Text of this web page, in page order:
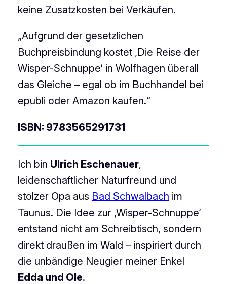
keine Zusatzkosten bei Verkäufen.
„Aufgrund der gesetzlichen
Buchpreisbindung kostet ‚Die Reise der
Wisper-Schnuppe‘ in Wolfhagen überall
das Gleiche – egal ob im Buchhandel bei
epubli oder Amazon kaufen.“
ISBN: 9783565291731
Ich bin Ulrich Eschenauer,
leidenschaftlicher Naturfreund und
stolzer Opa aus Bad Schwalbach im
Taunus. Die Idee zur ‚Wisper-Schnuppe‘
entstand nicht am Schreibtisch, sondern
direkt draußen im Wald – inspiriert durch
die unbändige Neugier meiner Enkel
Edda und Ole.